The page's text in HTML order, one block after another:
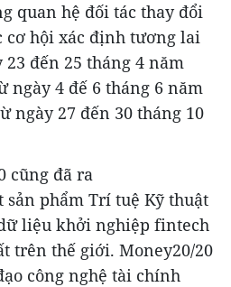
quan hệ đối tác thay đổi
cơ hội xác định tương lai
đến 25 ​​tháng 4 năm
ngày 4 đế 6 tháng 6 năm
ngày 27 đến 30 tháng 10
cũng đã ra
phẩm Trí tuệ Kỹ thuật
liệu khởi nghiệp fintech
trên thế giới. Money20/20
công nghệ tài chính